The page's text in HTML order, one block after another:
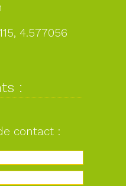
4.577056
:
contact :